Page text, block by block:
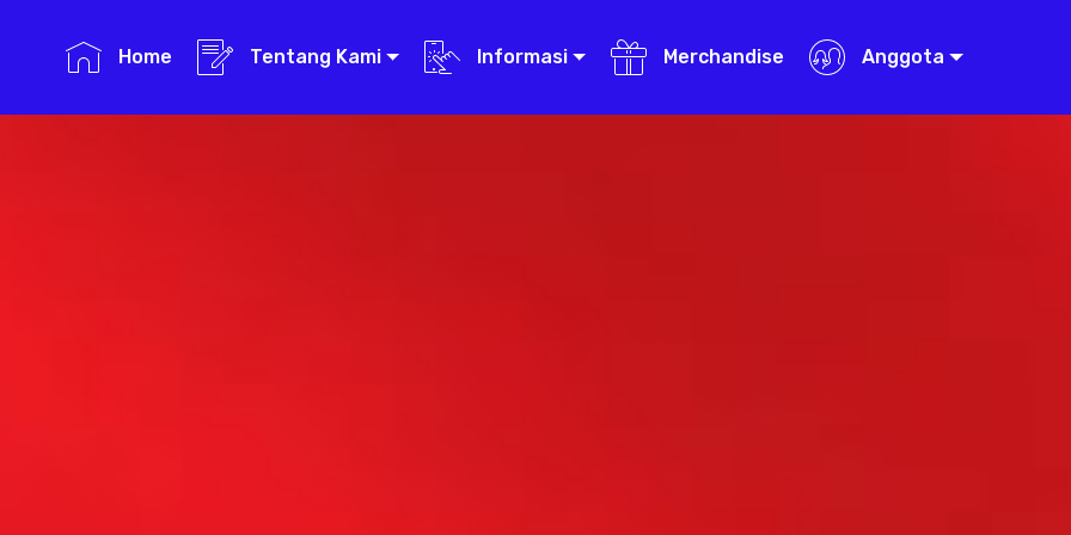
Home Tentang Kami Informasi Merchandise Anggota